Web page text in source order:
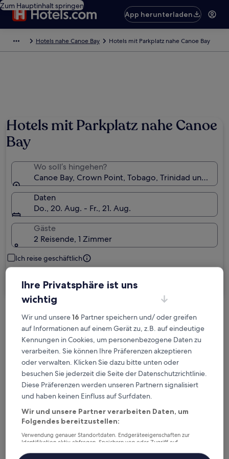
Zum Hauptinhalt springen
App herunterladen
Hotels nahe Canoe Bay Hotels mit Parkplatz nahe Canoe Bay
Hotels mit Parkplatz nahe Canoe
Bay
Wo soll’s hingehen?
Canoe Bay, Crown Point, Tobago, Trinidad und
Daten
Do., 20. Aug. - Fr., 21. Aug.
Gäste
2 Reisende, 1 Zimmer
Ich reise geschäftlich
Suchen
Kostenlose Stornierung bei
Planänderungen
Verdiene Prämien für jede
wahrgenommene Übernachtung
Mehr sparen mit Preisen für Mitglieder
Überprüfe die Preise für diese Daten
Ihre Privatsphäre ist uns
wichtig
Wir und unsere16 Partner speichern und/ oder greifen
auf Informationen auf einem Gerät zu, z.B. auf eindeutige
Kennungen in Cookies, um personenbezogene Daten zu
verarbeiten. Sie können Ihre Präferenzen akzeptieren
oder verwalten. Klicken Sie dazu bitte unten oder
besuchen Sie jederzeit die Seite der Datenschutzrichtlinie.
Diese Präferenzen werden unseren Partnern signalisiert
und haben keinen Einfluss auf Surfdaten.
Wir und unsere Partner verarbeiten Daten, um
Folgendes bereitzustellen:
Verwendung genauer Standortdaten. Endgeräteeigenschaften zur
Identifikation aktiv abfragen. Speichern von oder Zugriff auf
Inhalte, Messung von Werbeleistung und der Performance von Inhalten,